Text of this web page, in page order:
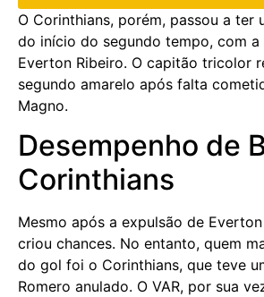
O Corinthians, porém, passou a ter
do início do segundo tempo, com a
Everton Ribeiro. O capitão tricolor
segundo amarelo após falta
Magno.
Desempenho de
Corinthians
Mesmo após a expulsão de
criou chances. No entanto, quem
do gol foi o Corinthians, que teve
Romero anulado. O VAR, por sua